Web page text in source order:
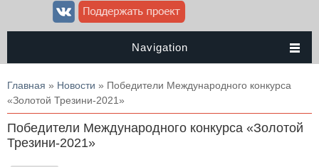
Navigation
Вы здесь
Главная » Новости » Победители Международного конкурса
«Золотой Трезини-2021»
Победители Международного конкурса «Золотой
Трезини-2021»